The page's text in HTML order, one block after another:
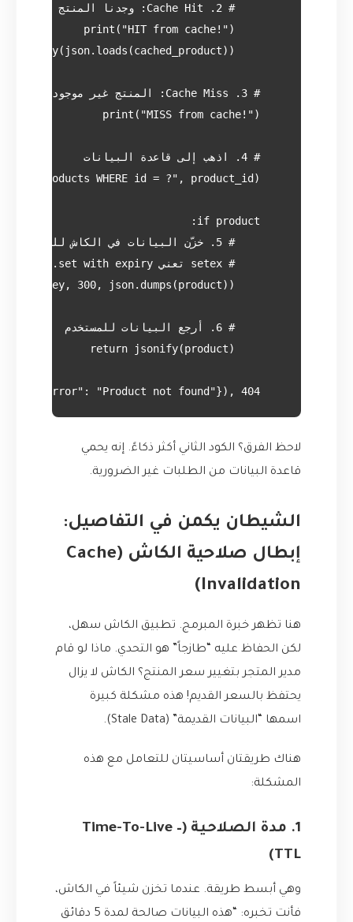
لاحظ الفرق؟ الكود الثاني أكثر ذكاءً. إنه يحمي
قاعدة البيانات من الطلبات غير الضرورية.
الشيطان يكمن في التفاصيل:
إبطال صلاحية الكاش (Cache
Invalidation)
هنا تظهر خبرة المبرمج. تطبيق الكاش سهل،
لكن الحفاظ عليه “طازجاً” هو التحدي. ماذا لو قام
مدير المتجر بتغيير سعر المنتج؟ الكاش لا يزال
يحتفظ بالسعر القديم! هذه مشكلة كبيرة
اسمها “البيانات القديمة” (Stale Data).
هناك طريقتان أساسيتان للتعامل مع هذه
المشكلة:
1. مدة الصلاحية (Time-To-Live –
TTL)
وهي أبسط طريقة. عندما تخزن شيئاً في الكاش،
فأنت تخبره: “هذه البيانات صالحة لمدة 5 دقائق